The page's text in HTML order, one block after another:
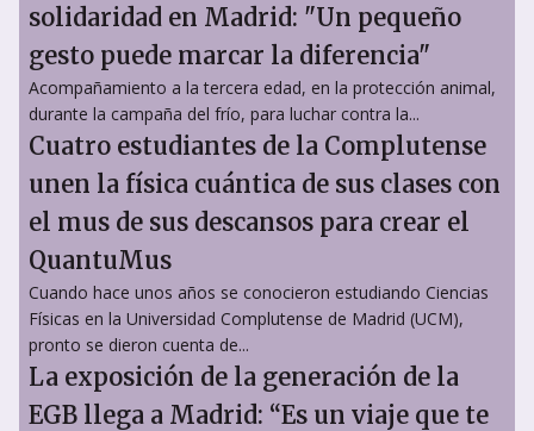
solidaridad en Madrid: "Un pequeño
gesto puede marcar la diferencia"
Acompañamiento a la tercera edad, en la protección animal,
durante la campaña del frío, para luchar contra la...
Cuatro estudiantes de la Complutense
unen la física cuántica de sus clases con
el mus de sus descansos para crear el
QuantuMus
Cuando hace unos años se conocieron estudiando Ciencias
Físicas en la Universidad Complutense de Madrid (UCM),
pronto se dieron cuenta de...
La exposición de la generación de la
EGB llega a Madrid: “Es un viaje que te